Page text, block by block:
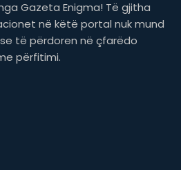
Gazeta Enigma! Të gjitha
në këtë portal nuk mund
të përdoren në çfarëdo
përfitimi.